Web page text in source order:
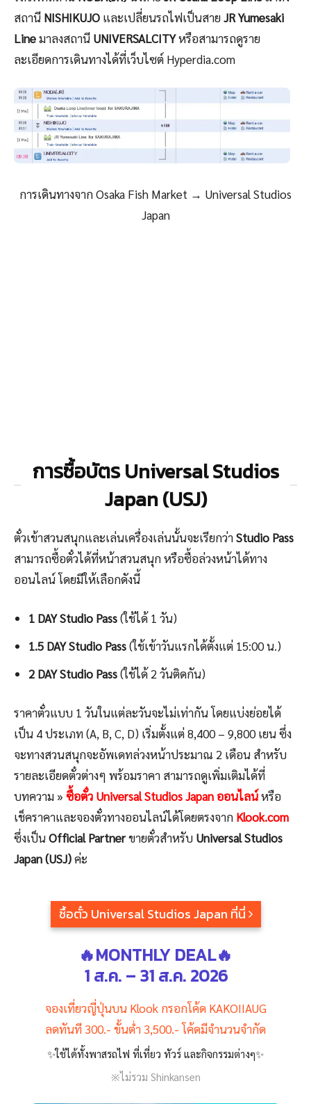
สถานี NISHIKUJO และเปลี่ยนรถไฟเป็นสายJR Yumesaki
Lineมาลงสถานี UNIVERSALCITYหรือสามารถดูราย
ละเอียดการเดินทางได้ที่เว็บไซต์ Hyperdia.com
การเดินทางจาก Osaka Fish Market → Universal Studios
Japan
การซื้อบัตร Universal Studios
Japan (USJ)
ตั๋วเข้าสวนสนุกและเล่นเครื่องเล่นนั้นจะเรียกว่าStudio Pass
สามารถซื้อตั๋วได้ที่หน้าสวนสนุก หรือซื้อล่วงหน้าได้ทาง
ออนไลน์ โดยมีให้เลือกดังนี้
1 DAY Studio Pass(ใช้ได้ 1 วัน)
1.5 DAY Studio Pass(ใช้เข้าวันแรกได้ตั้งแต่ 15:00 น.)
2 DAY Studio Pass(ใช้ได้ 2 วันติดกัน)
ราคาตั๋วแบบ 1 วันในแต่ละวันจะไม่เท่ากัน โดยแบ่งย่อยได้
เป็น 4 ประเภท (A, B, C, D) เริ่มตั้งแต่ 8,400 – 9,800 เยน ซึ่ง
จะทางสวนสนุกจะอัพเดทล่วงหน้าประมาณ 2 เดือน สำหรับ
รายละเอียดตั๋วต่างๆ พร้อมราคา สามารถดูเพิ่มเติมได้ที่
บทความ » ซื้อตั๋ว Universal Studios Japan ออนไลน์หรือ
เช็คราคาและจองตั๋วทางออนไลน์ได้โดยตรงจาก Klook.com
ซึ่งเป็นOfficial Partnerขายตั๋วสำหรับ Universal Studios
Japan (USJ)ค่ะ
ซื้อตั๋ว Universal Studios Japan ที่นี่
🔥MONTHLY DEAL🔥
1 ส.ค. – 31 ส.ค. 2026
จองเที่ยวญี่ปุ่นบน Klook กรอกโค้ด KAKOIIAUG
ลดทันที 300.- ขั้นต่ำ 3,500.- โค้ดมีจำนวนจำกัด
✨ใช้ได้ทั้งพาสรถไฟ ที่เที่ยว ทัวร์ และกิจกรรมต่างๆ✨
※ไม่รวม Shinkansen